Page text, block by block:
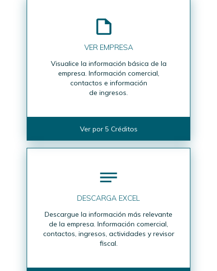
VER EMPRESA
Visualice la información básica de la
empresa. Información comercial,
contactos e información
de ingresos.
Ver por 5 Créditos
DESCARGA EXCEL
Descargue la información más relevante
de la empresa. Información comercial,
contactos, ingresos, actividades y revisor
fiscal.